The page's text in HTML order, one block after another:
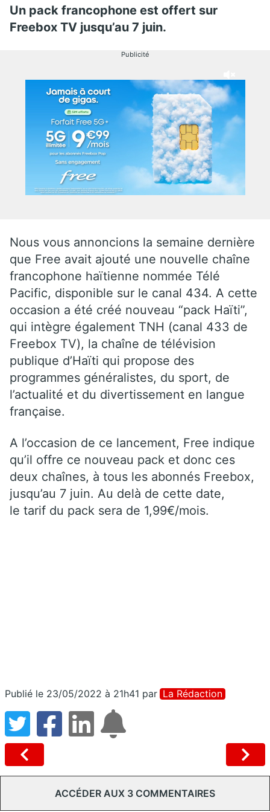
Un pack francophone est offert sur
Freebox TV jusqu’au 7 juin.
Publicité
Nous vous annoncions la semaine dernière
que Free avait ajouté une nouvelle chaîne
francophone haïtienne nommée Télé
Pacific, disponible sur le canal 434. A cette
occasion a été créé nouveau “pack Haïti”,
qui intègre également TNH (canal 433 de
Freebox TV), la chaîne de télévision
publique d’Haïti qui propose des
programmes généralistes, du sport, de
l’actualité et du divertissement en langue
française.
A l’occasion de ce lancement, Free indique
qu’il offre ce nouveau pack et donc ces
deux chaînes, à tous les abonnés Freebox,
jusqu’au 7 juin. Au delà de cette date,
le tarif du pack sera de 1,99€/mois.
Publié le 23/05/2022 à 21h41 par La Rédaction
ACCÉDER AUX 3 COMMENTAIRES